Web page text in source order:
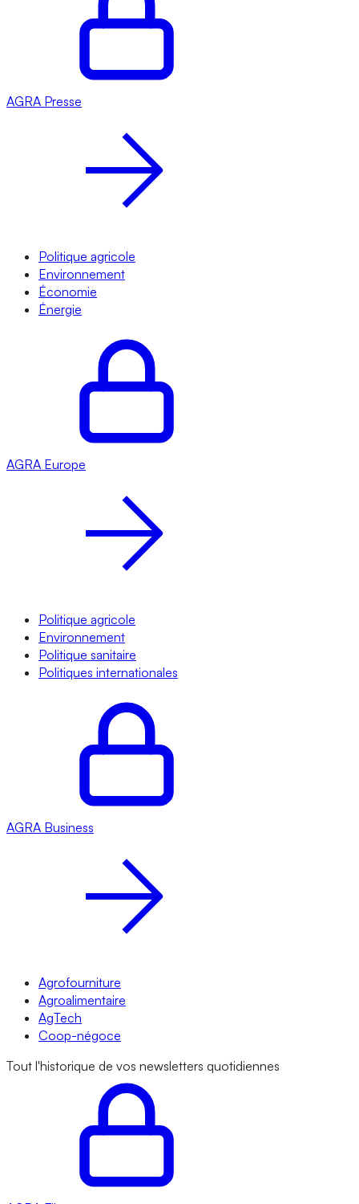
AGRA Presse
Politique agricole
Environnement
Économie
Énergie
AGRA Europe
Politique agricole
Environnement
Politique sanitaire
Politiques internationales
AGRA Business
Agrofourniture
Agroalimentaire
AgTech
Coop-négoce
Tout l'historique de vos newsletters quotidiennes